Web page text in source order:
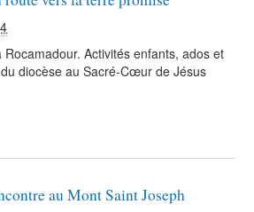
Activités enfants, ados et
diocèse au Sacré-Cœur de Jésus
au Mont Saint Joseph